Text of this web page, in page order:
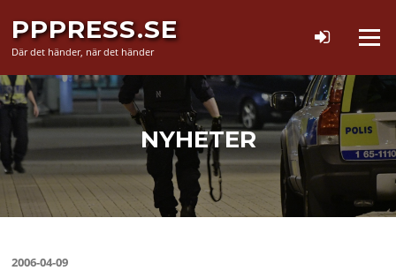
innehåll
PPPRESS.SE
Där det händer, när det händer
Meny
NYHETER
2006-04-09